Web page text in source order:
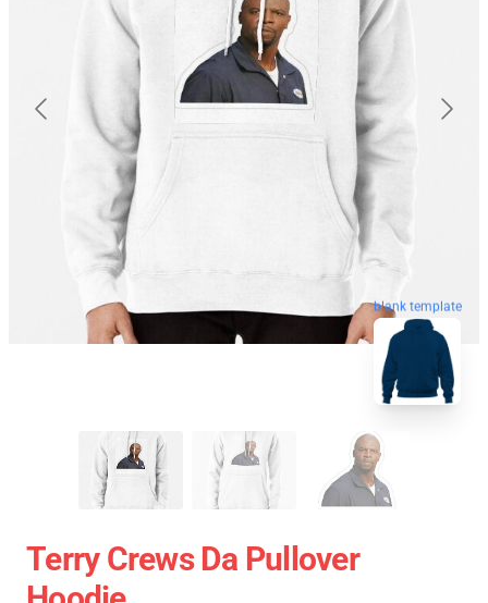
blank template
Terry Crews Da Pullover